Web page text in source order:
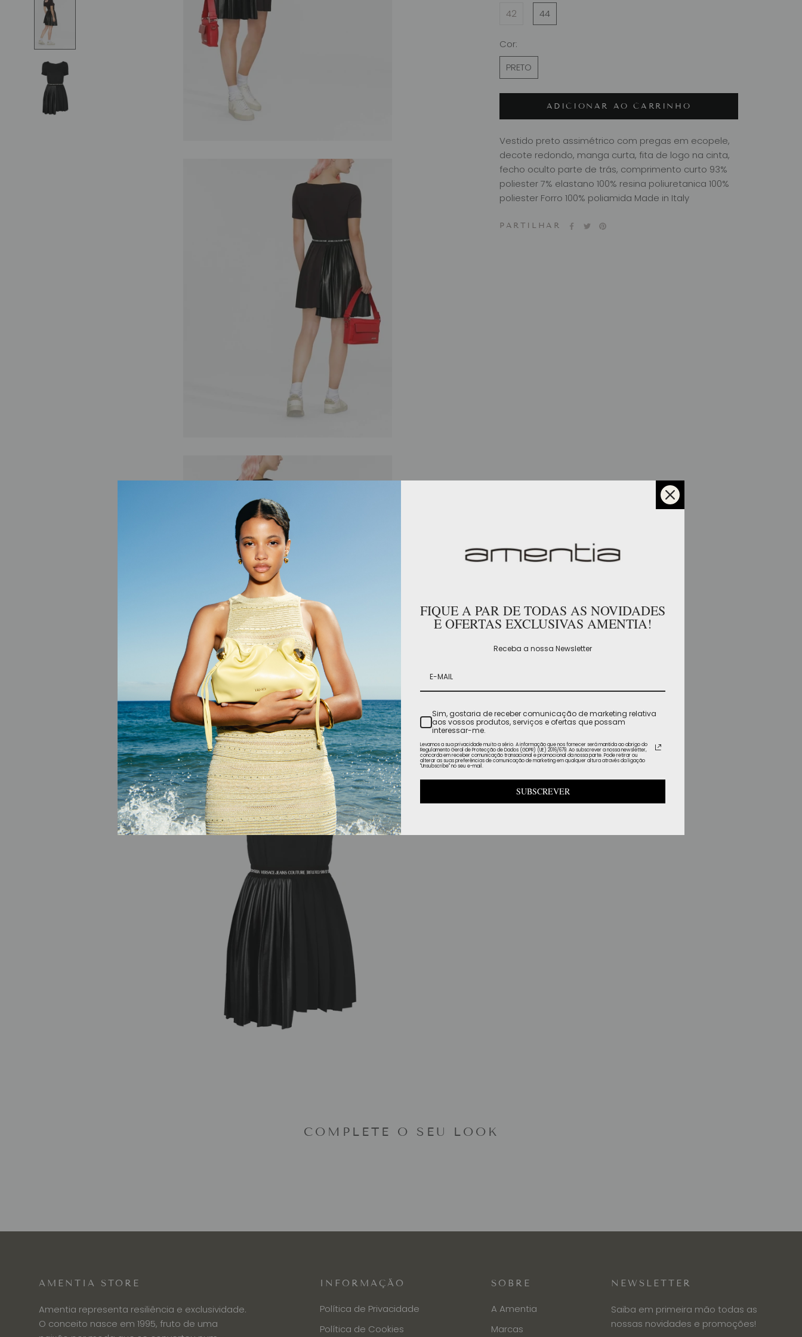
42
44
Cor:
PRETO
ADICIONAR AO CARRINHO
Vestido preto assimétrico com pregas em ecopele,
decote redondo, manga curta, fita de logo na cinta,
fecho oculto parte de trás, comprimento curto 93%
poliester 7% elastano 100% resina poliuretanica 100%
poliester Forro 100% poliamida Made in Italy
PARTILHAR
COMPLETE O SEU LOOK
AMENTIA STORE
Amentia representa resiliência e exclusividade.
O conceito nasce em 1995, fruto de uma
INFORMAÇÃO
Política de Privacidade
Política de Cookies
SOBRE
A Amentia
Marcas
NEWSLETTER
Saiba em primeira mão todas as
nossas novidades e promoções!
FIQUE A PAR DE TODAS AS NOVIDADES
E OFERTAS EXCLUSIVAS AMENTIA!
Receba a nossa Newsletter
Sim, gostaria de receber comunicação de marketing relativa
aos vossos produtos, serviços e ofertas que possam
interessar-me.
Levamos a sua privacidade muito a sério. A informação que nos fornecer será mantida ao abrigo do
Regulamento Geral de Protecção de Dados (GDPR) (UE) 2016/679. Ao subscrever a nossa newsletter,
concorda em receber comunicação transacional e promocional da nossa parte. Pode retirar ou
alterar as suas preferências de comunicação de marketing em qualquer altura através da ligação
"Unsubscribe" no seu e-mail.
SUBSCREVER